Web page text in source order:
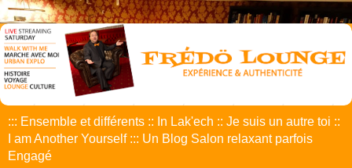
::: Ensemble et différents :: In Lak'ech :: Je suis un autre toi ::
I am Another Yourself ::: Un Blog Salon relaxant parfois
Engagé